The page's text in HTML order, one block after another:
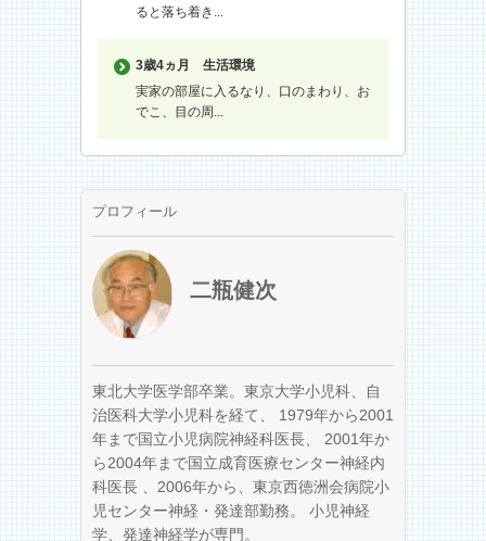
ると落ち着き...
3歳4ヵ月
生活環境
実家の部屋に入るなり、口のまわり、お
でこ、目の周...
プロフィール
二瓶健次
東北大学医学部卒業。東京大学小児科、自
治医科大学小児科を経て、 1979年から2001
年まで国立小児病院神経科医長、 2001年か
ら2004年まで国立成育医療センター神経内
科医長 、2006年から、東京西徳洲会病院小
児センター神経・発達部勤務。 小児神経
学、発達神経学が専門。